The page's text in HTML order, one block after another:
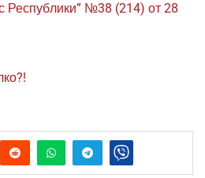
Рес­пуб­ли­ки” №38 (214) от 28